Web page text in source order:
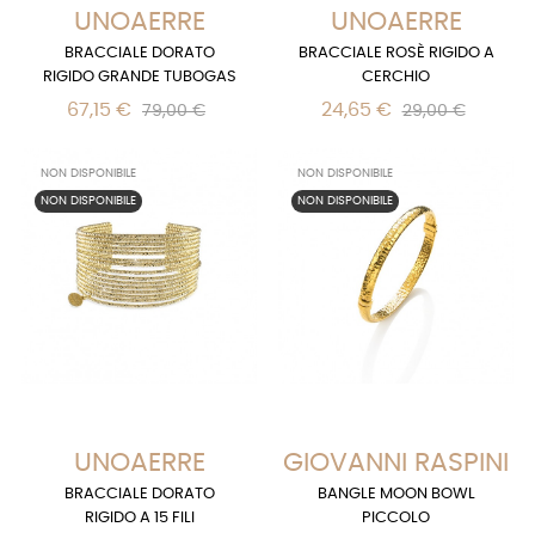
UNOAERRE
BRACCIALE DORATO
RIGIDO GRANDE TUBOGAS
67,15 € 79,00 €
UNOAERRE
BRACCIALE ROSÈ RIGIDO A
CERCHIO
24,65 € 29,00 €
NON DISPONIBILE
NON DISPONIBILE
UNOAERRE
BRACCIALE DORATO
RIGIDO A 15 FILI
NON DISPONIBILE
NON DISPONIBILE
GIOVANNI RASPINI
BANGLE MOON BOWL
PICCOLO